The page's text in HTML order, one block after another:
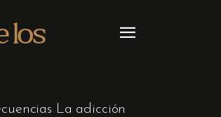
los
La adicción